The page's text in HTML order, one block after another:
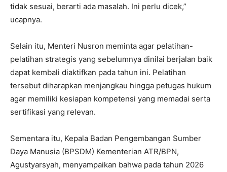
tidak sesuai, berarti ada masalah. Ini perlu dicek,”
ucapnya.
Selain itu, Menteri Nusron meminta agar pelatihan-
pelatihan strategis yang sebelumnya dinilai berjalan baik
dapat kembali diaktifkan pada tahun ini. Pelatihan
tersebut diharapkan menjangkau hingga petugas hukum
agar memiliki kesiapan kompetensi yang memadai serta
sertifikasi yang relevan.
Sementara itu, Kepala Badan Pengembangan Sumber
Daya Manusia (BPSDM) Kementerian ATR/BPN,
Agustyarsyah, menyampaikan bahwa pada tahun 2026